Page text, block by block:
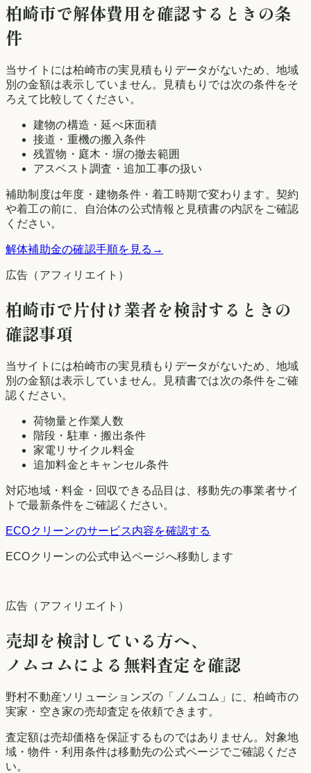
柏崎市で解体費用を確認するときの条
件
当サイトには柏崎市の実見積もりデータがないため、地域
別の金額は表示していません。見積もりでは次の条件をそ
ろえて比較してください。
建物の構造・延べ床面積
接道・重機の搬入条件
残置物・庭木・塀の撤去範囲
アスベスト調査・追加工事の扱い
補助制度は年度・建物条件・着工時期で変わります。契約
や着工の前に、自治体の公式情報と見積書の内訳をご確認
ください。
解体補助金の確認手順を見る →
広告（アフィリエイト）
柏崎市で片付け業者を検討するときの
確認事項
当サイトには柏崎市の実見積もりデータがないため、地域
別の金額は表示していません。見積書では次の条件をご確
認ください。
荷物量と作業人数
階段・駐車・搬出条件
家電リサイクル料金
追加料金とキャンセル条件
対応地域・料金・回収できる品目は、移動先の事業者サイ
トで最新条件をご確認ください。
ECOクリーンのサービス内容を確認する
ECOクリーンの公式申込ページへ移動します
広告（アフィリエイト）
売却を検討している方へ、
ノムコムによる無料査定を確認
野村不動産ソリューションズの「ノムコム」に、柏崎市の
実家・空き家の売却査定を依頼できます。
査定額は売却価格を保証するものではありません。対象地
域・物件・利用条件は移動先の公式ページでご確認くださ
い。